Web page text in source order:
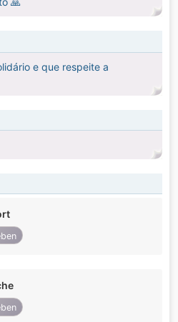
e que respeite a